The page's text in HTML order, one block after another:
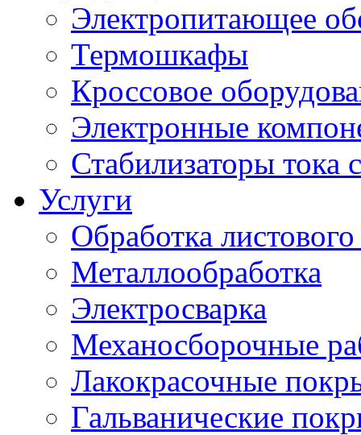
Электропитающее
Термошкафы
Кроссовое
Электронные
Стабилизаторы тока
Услуги
Обработка
Металлообработка
Электросварка
Механосборочные
Лакокрасочные
Гальванические